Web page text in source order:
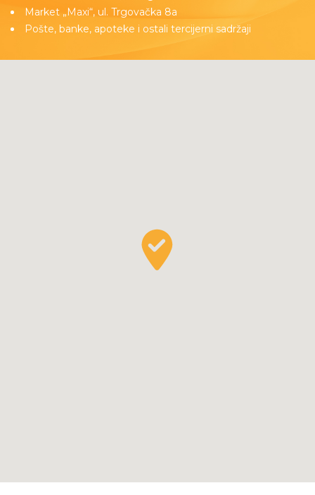
Market „Maxi“, ul. Trgovačka 8a
Pošte, banke, apoteke i ostali tercijerni sadržaji